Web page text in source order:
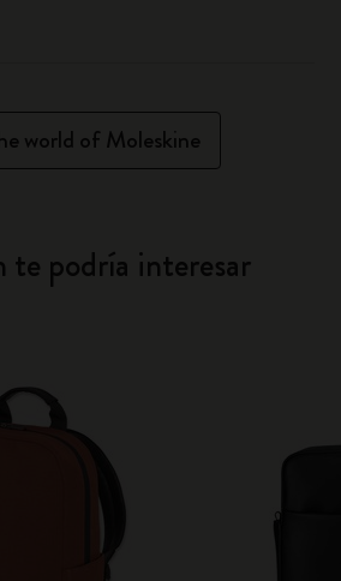
world of Moleskine
te podría interesar